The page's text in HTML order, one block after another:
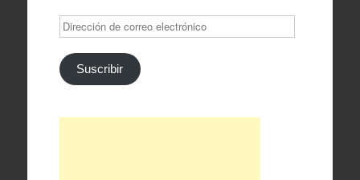
Dirección
de
correo
electrónico
Suscribir